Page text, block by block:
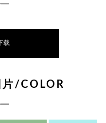
载
片/COLOR